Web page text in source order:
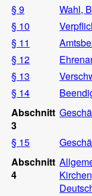
§ 9
Wahl,
§ 10
§ 11
§ 12
§ 13
§ 14
Abschnitt
3
§ 15
Abschnitt
4